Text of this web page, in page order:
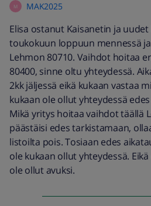
M MAK2025
Elisa ostanut Kaisanetin ja
toukokuun loppuun mennessä
Lehmon 80710. Vaihdot hoitaa
80400, sinne oltu yhteydessä.
2kk jäljessä eikä kukaan vastaa
kukaan ole ollut yhteydessä
Mikä yritys hoitaa vaihdot täällä
päästäisi edes tarkistamaan,
listoilta pois. Tosiaan edes
ole kukaan ollut yhteydessä.
ole ollut avuksi.